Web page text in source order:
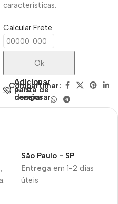
características.
Calcular Frete
Ok
Adicionar
para
comparar
Adicionar
à lista de
desejos
Compartilhar:
Entrega em 1-2 dias
úteis
São Paulo - SP